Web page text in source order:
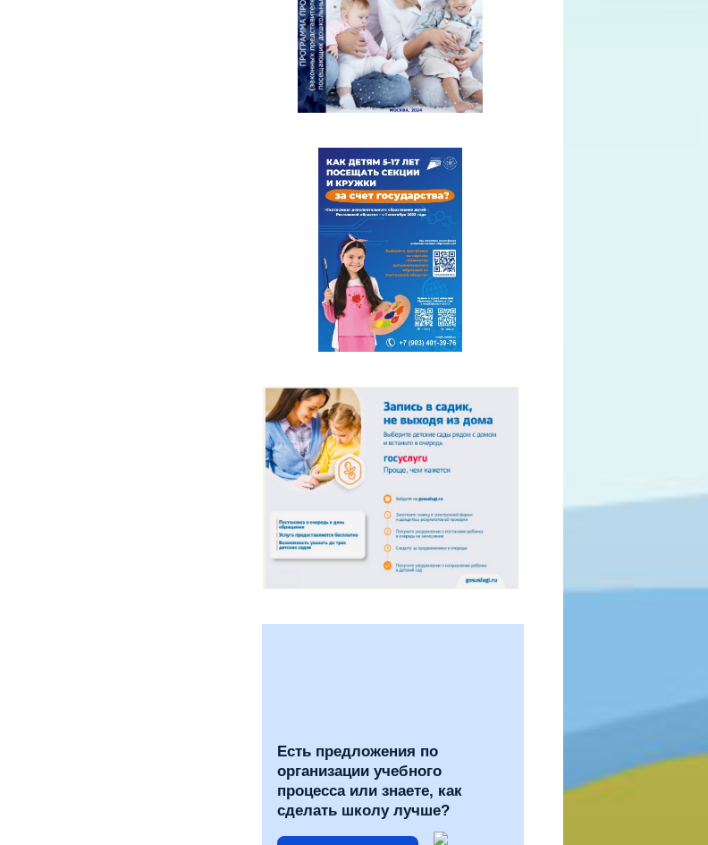
Есть предложения по
организации учебного
процесса или знаете, как
сделать школу лучше?